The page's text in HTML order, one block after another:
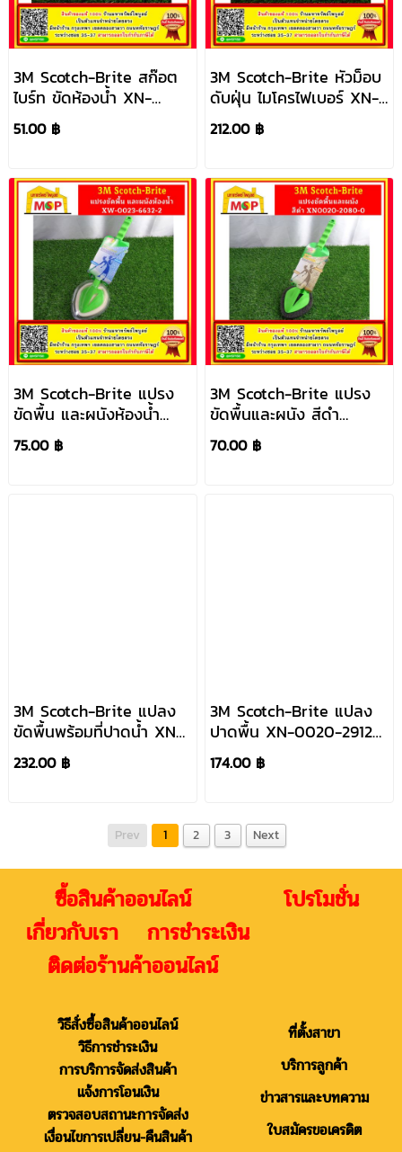
3M Scotch-Brite สก๊อต
ไบร์ท ขัดห้องน้ำ XN-
0020-1457-1
51.00 ฿
3M Scotch-Brite หัวม็อบ
ดับฝุ่น ไมโครไฟเบอร์ XN-
0020-2247-5
212.00 ฿
3M Scotch-Brite แปรง
ขัดพื้น และผนังห้องน้ำ
XW-0023-6632-2
75.00 ฿
3M Scotch-Brite แปรง
ขัดพื้นและผนัง สีดำ
XN0020-2080-0
70.00 ฿
3M Scotch-Brite แปลง
ขัดพื้นพร้อมที่ปาดน้ำ XN-
0020-2421-6
232.00 ฿
3M Scotch-Brite แปลง
ปาดพื้น XN-0020-2912-
4
174.00 ฿
Prev 1 2 3 Next
ซื้อสินค้าออนไลน์ โปรโมชั่น
เกี่ยวกับเรา การชำระเงิน
ติดต่อร้านค้าออนไลน์
วิธีสั่งซื้อสินค้าออนไลน์
วิธีการชำระเงิน
การบริการจัดส่งสินค้า
แจ้งการโอนเงิน
ตรวจสอบสถานะการจัดส่ง
เงื่อนไขการเปลี่ยน-คืนสินค้า
ที่ตั้งสาขา
บริการลูกค้า
ข่าวสารและบทความ
ใบสมัครขอเครดิต